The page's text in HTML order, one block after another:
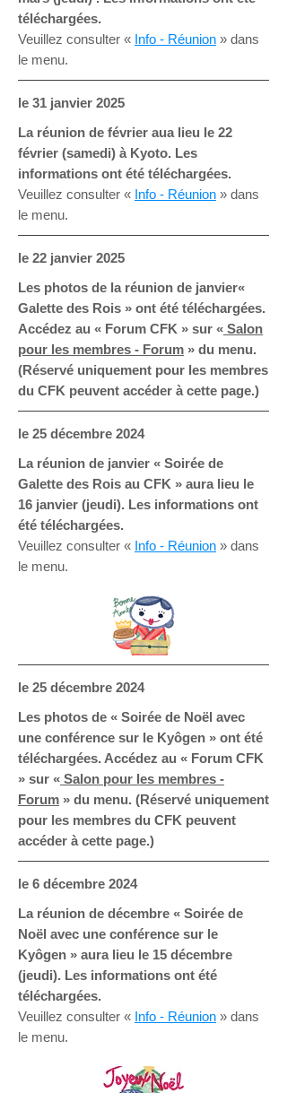
téléchargées.
Veuillez consulter « Info - Réunion » dans
le menu.
le 31 janvier 2025
La réunion de février aua lieu le 22
février (samedi) à Kyoto. Les
informations ont été téléchargées.
Veuillez consulter « Info - Réunion » dans
le menu.
le 22 janvier 2025
Les photos de la réunion de janvier«
Galette des Rois » ont été téléchargées.
Accédez au « Forum CFK » sur « Salon
pour les membres - Forum » du menu.
(Réservé uniquement pour les membres
du CFK peuvent accéder à cette page.)
le 25 décembre 2024
La réunion de janvier « Soirée de
Galette des Rois au CFK » aura lieu le
16 janvier (jeudi). Les informations ont
été téléchargées.
Veuillez consulter « Info - Réunion » dans
le menu.
le 25 décembre 2024
Les photos de « Soirée de Noël avec
une conférence sur le Kyôgen » ont été
téléchargées. Accédez au « Forum CFK
» sur « Salon pour les membres -
Forum » du menu. (Réservé uniquement
pour les membres du CFK peuvent
accéder à cette page.)
le 6 décembre 2024
La réunion de décembre « Soirée de
Noël avec une conférence sur le
Kyôgen » aura lieu le 15 décembre
(jeudi). Les informations ont été
téléchargées.
Veuillez consulter « Info - Réunion » dans
le menu.